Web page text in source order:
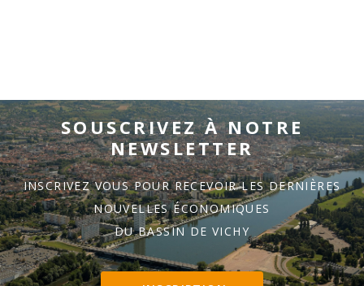
SOUSCRIVEZ À NOTRE
NEWSLETTER
INSCRIVEZ VOUS POUR RECEVOIR LES DERNIÈRES
NOUVELLES ÉCONOMIQUES
DU BASSIN DE VICHY